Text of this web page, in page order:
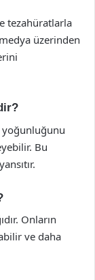
tezahüratlarla
üzerinden
Bu
Onların
ve daha